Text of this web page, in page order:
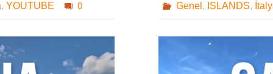
, YOUTUBE 0
Genel , ISLANDS,